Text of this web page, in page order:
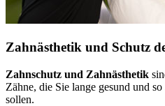
Zahnästhetik und Schutz
Zahnschutz und Zahnästhetik
Zähne, die Sie lange gesund und
sollen.